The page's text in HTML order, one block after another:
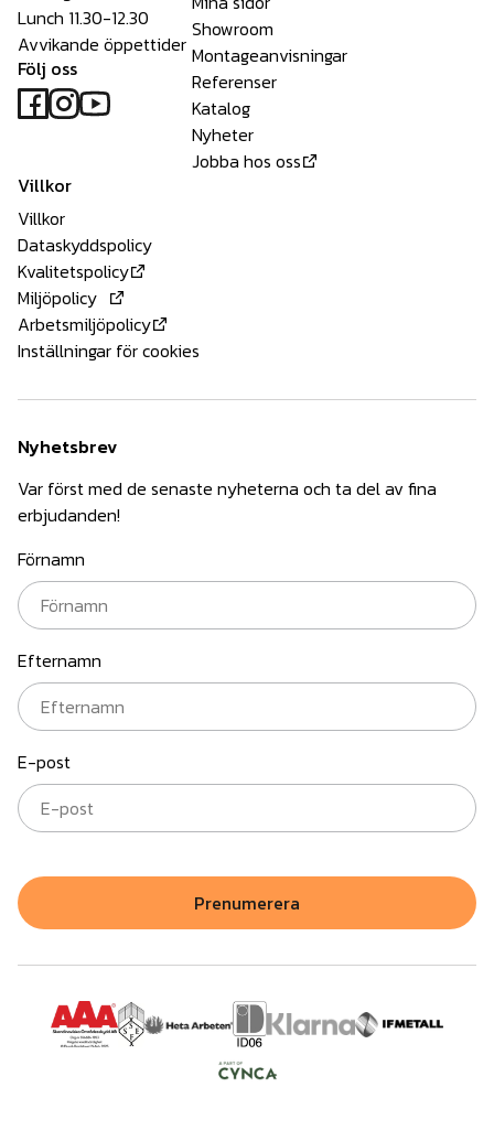
Lunch 11.30-12.30
Avvikande öppettider
Följ oss
Showroom
Montageanvisningar
Referenser
Katalog
Nyheter
Jobba hos oss
Villkor
Villkor
Dataskyddspolicy
Kvalitetspolicy
Miljöpolicy
Arbetsmiljöpolicy
Inställningar för cookies
Nyhetsbrev
Var först med de senaste nyheterna och ta del av fina
erbjudanden!
Förnamn
Efternamn
E-post
Prenumerera